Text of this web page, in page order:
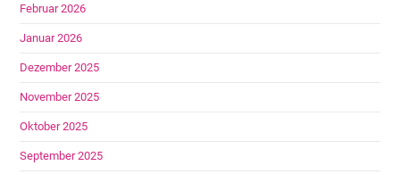
Februar 2026
Januar 2026
Dezember 2025
November 2025
Oktober 2025
September 2025